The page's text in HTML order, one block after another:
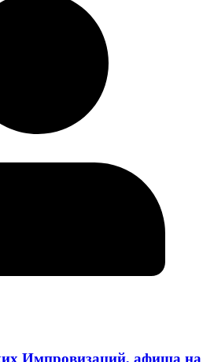
Импровизаций, афиша на